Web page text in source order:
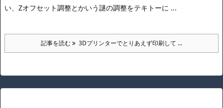
い、Zオフセット調整とかいう謎の調整をテキトーに ...
記事を読む 3Dプリンターでとりあえず印刷して ...